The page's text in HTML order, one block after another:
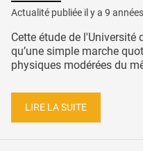
Actualité publiée il y a 9
Cette étude de l'Université
qu’une simple marche
physiques modérées du
LIRE LA SUITE